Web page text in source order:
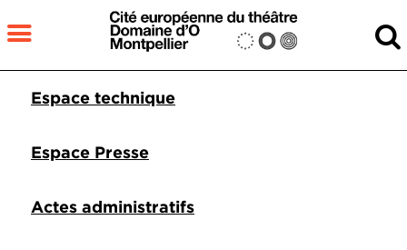
Aller au contenu principal
Espace technique
Espace Presse
Actes administratifs